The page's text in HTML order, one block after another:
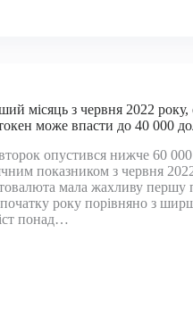
місяць з червня 2022 року,
може впасти до 40 000
опустився нижче 60 000
показником з червня
мала жахливу першу
року порівняно з
понад…